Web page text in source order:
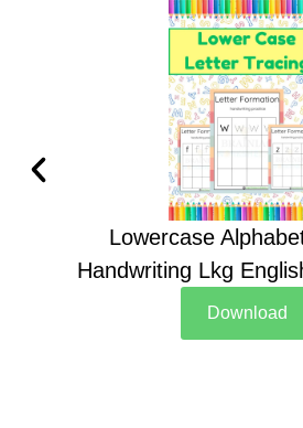
Lowercase
Handwriting Lkg
Download